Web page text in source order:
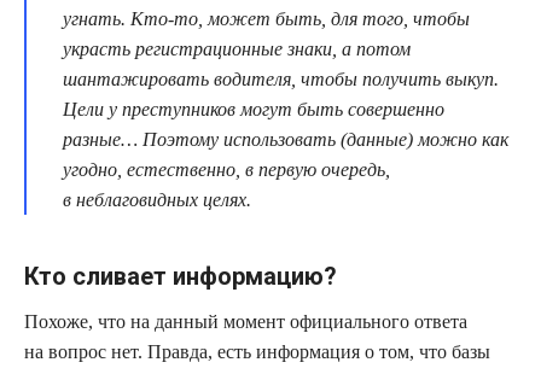
угнать. Кто-то, может быть, для того, чтобы
украсть регистрационные знаки, а потом
шантажировать водителя, чтобы получить выкуп.
Цели у преступников могут быть совершенно
разные… Поэтому использовать (данные) можно как
угодно, естественно, в первую очередь,
в неблаговидных целях.
Кто сливает информацию?
Похоже, что на данный момент официального ответа
на вопрос нет. Правда, есть информация о том, что базы